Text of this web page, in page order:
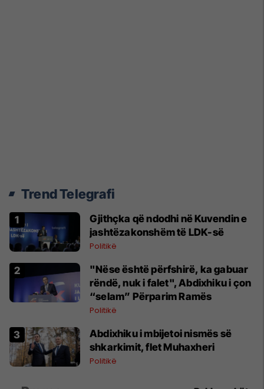
Trend Telegrafi
Gjithçka që ndodhi në Kuvendin e
jashtëzakonshëm të LDK-së
Politikë
"Nëse është përfshirë, ka gabuar
rëndë, nuk i falet", Abdixhiku i çon
“selam” Përparim Ramës
Politikë
Abdixhiku i mbijetoi nismës së
shkarkimit, flet Muhaxheri
Politikë